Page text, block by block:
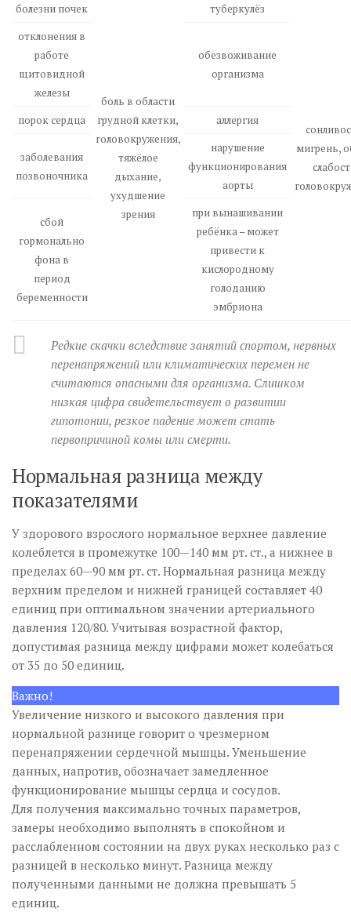
болезни почек
боль в области
грудной клетки,
головокружения,
тяжёлое
дыхание,
ухудшение
зрения
туберкулёз
мигрень,
отклонения в
работе
щитовидной
железы
обезвоживание
организма
порок сердца аллергия
заболевания
позвоночника
нарушение
функционирования
аорты
сбой
гормонально
фона в
период
беременности
при вынашивании
ребёнка – может
привести к
кислородному
голоданию
эмбриона
Редкие скачки вследствие занятий спортом, нервных
перенапряжений или климатических перемен не
считаются опасными для организма. Слишком
низкая цифра свидетельствует о развитии
гипотонии, резкое падение может стать
первопричиной комы или смерти.
Нормальная разница между
показателями
У здорового взрослого нормальное верхнее давление
колеблется в промежутке 100—140 мм рт. ст., а нижнее в
пределах 60—90 мм рт. ст. Нормальная разница между
верхним пределом и нижней границей составляет 40
единиц при оптимальном значении артериального
давления 120/80. Учитывая возрастной фактор,
допустимая разница между цифрами может колебаться
от 35 до 50 единиц.
Важно!
Увеличение низкого и высокого давления при
нормальной разнице говорит о чрезмерном
перенапряжении сердечной мышцы. Уменьшение
данных, напротив, обозначает замедленное
функционирование мышцы сердца и сосудов.
Для получения максимально точных параметров,
замеры необходимо выполнять в спокойном и
расслабленном состоянии на двух руках несколько раз с
разницей в несколько минут. Разница между
полученными данными не должна превышать 5
единиц.